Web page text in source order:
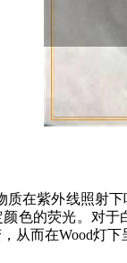
质在紫外线照射
色的荧光。对
从而在Wood灯